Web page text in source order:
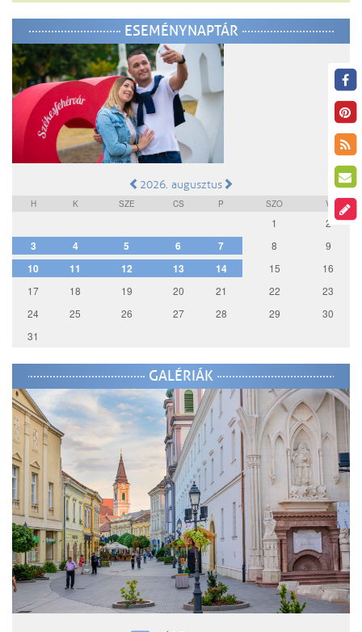
ESEMÉNYNAPTÁR
2026. augusztus
H K SZE CS P SZO V
1 2
3 4 5 6 7 8 9
10 11 12 13 14 15
16
17
18 19 20 21 22
23
24
25 26 27 28 29
30
31
GALÉRIÁK